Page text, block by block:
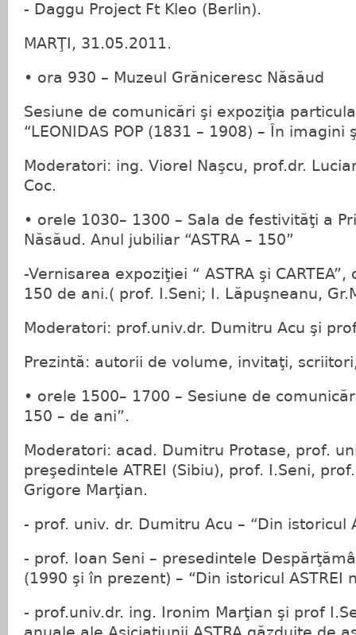
- Daggu Project Ft Kleo (Berlin).
MARŢI, 31.05.2011.
• ora 930 – Muzeul Grăniceresc Năsăud
Sesiune de comunicări şi expoziţia
“LEONIDAS POP (1831 – 1908) – În imagini
Moderatori: ing. Viorel Naşcu, prof.dr.
Coc.
• orele 1030– 1300 – Sala de festivităţi a
Năsăud. Anul jubiliar “ASTRA – 150”
-Vernisarea expoziţiei “ ASTRA şi
150 de ani.( prof. I.Seni; I. Lăpuşneanu,
Moderatori: prof.univ.dr. Dumitru Acu şi
Prezintă: autorii de volume, invitaţi,
• orele 1500– 1700 – Sesiune de
150 – de ani”.
Moderatori: acad. Dumitru Protase, prof.
preşedintele ATREI (Sibiu), prof. I.Seni,
Grigore Marţian.
- prof. univ. dr. Dumitru Acu – “Din istoricul
- prof. Ioan Seni – presedintele
(1990 şi în prezent) – “Din istoricul ASTREI
- prof.univ.dr. ing. Ironim Marţian şi prof